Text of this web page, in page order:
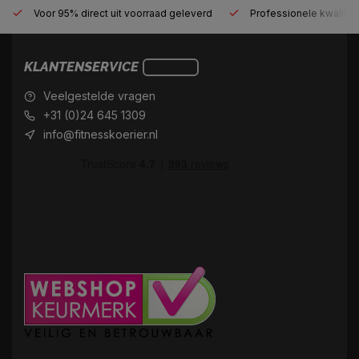
Voor 95% direct uit voorraad geleverd Professionele
KLANTENSERVICE
Veelgestelde vragen
+31 (0)24 645 1309
info@fitnesskoerier.nl